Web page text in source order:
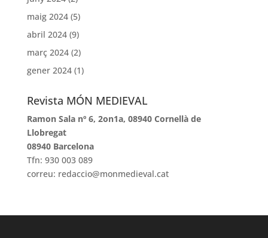
maig 2024(5)
abril 2024(9)
març 2024(2)
gener 2024(1)
Revista MÓN MEDIEVAL
Ramon Sala nº 6, 2on1a, 08940 Cornellà de
Llobregat
08940 Barcelona
Tfn: 930 003 089
correu: redaccio@monmedieval.cat